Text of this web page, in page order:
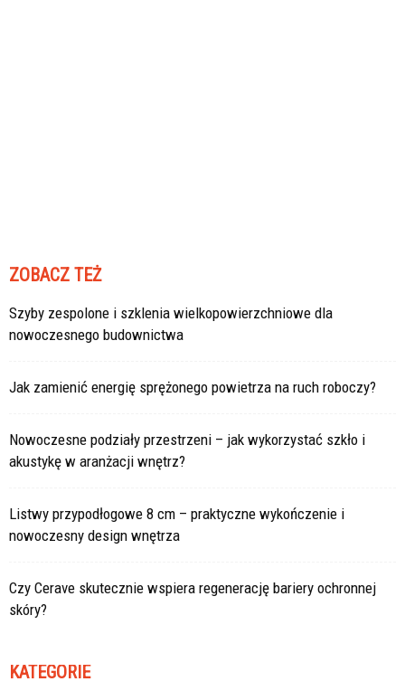
ZOBACZ TEŻ
Szyby zespolone i szklenia wielkopowierzchniowe dla
nowoczesnego budownictwa
Jak zamienić energię sprężonego powietrza na ruch roboczy?
Nowoczesne podziały przestrzeni – jak wykorzystać szkło i
akustykę w aranżacji wnętrz?
Listwy przypodłogowe 8 cm – praktyczne wykończenie i
nowoczesny design wnętrza
Czy Cerave skutecznie wspiera regenerację bariery ochronnej
skóry?
KATEGORIE